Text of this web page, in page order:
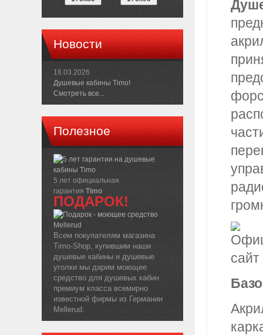
Новости
18.03.2026
Душевые кабины Timo!
Смотреть все...
Полезное
5 лет официальная
гарантия Timo
ПОДАРОК!
Всем покупателям магазина
Timo-Shop, купившим наши
душевые кабины и душевые
уголки мы дарим моющее
средство для душевых кабин
премиум класса всемирно
известной фирмы из Германии
Mellerud.